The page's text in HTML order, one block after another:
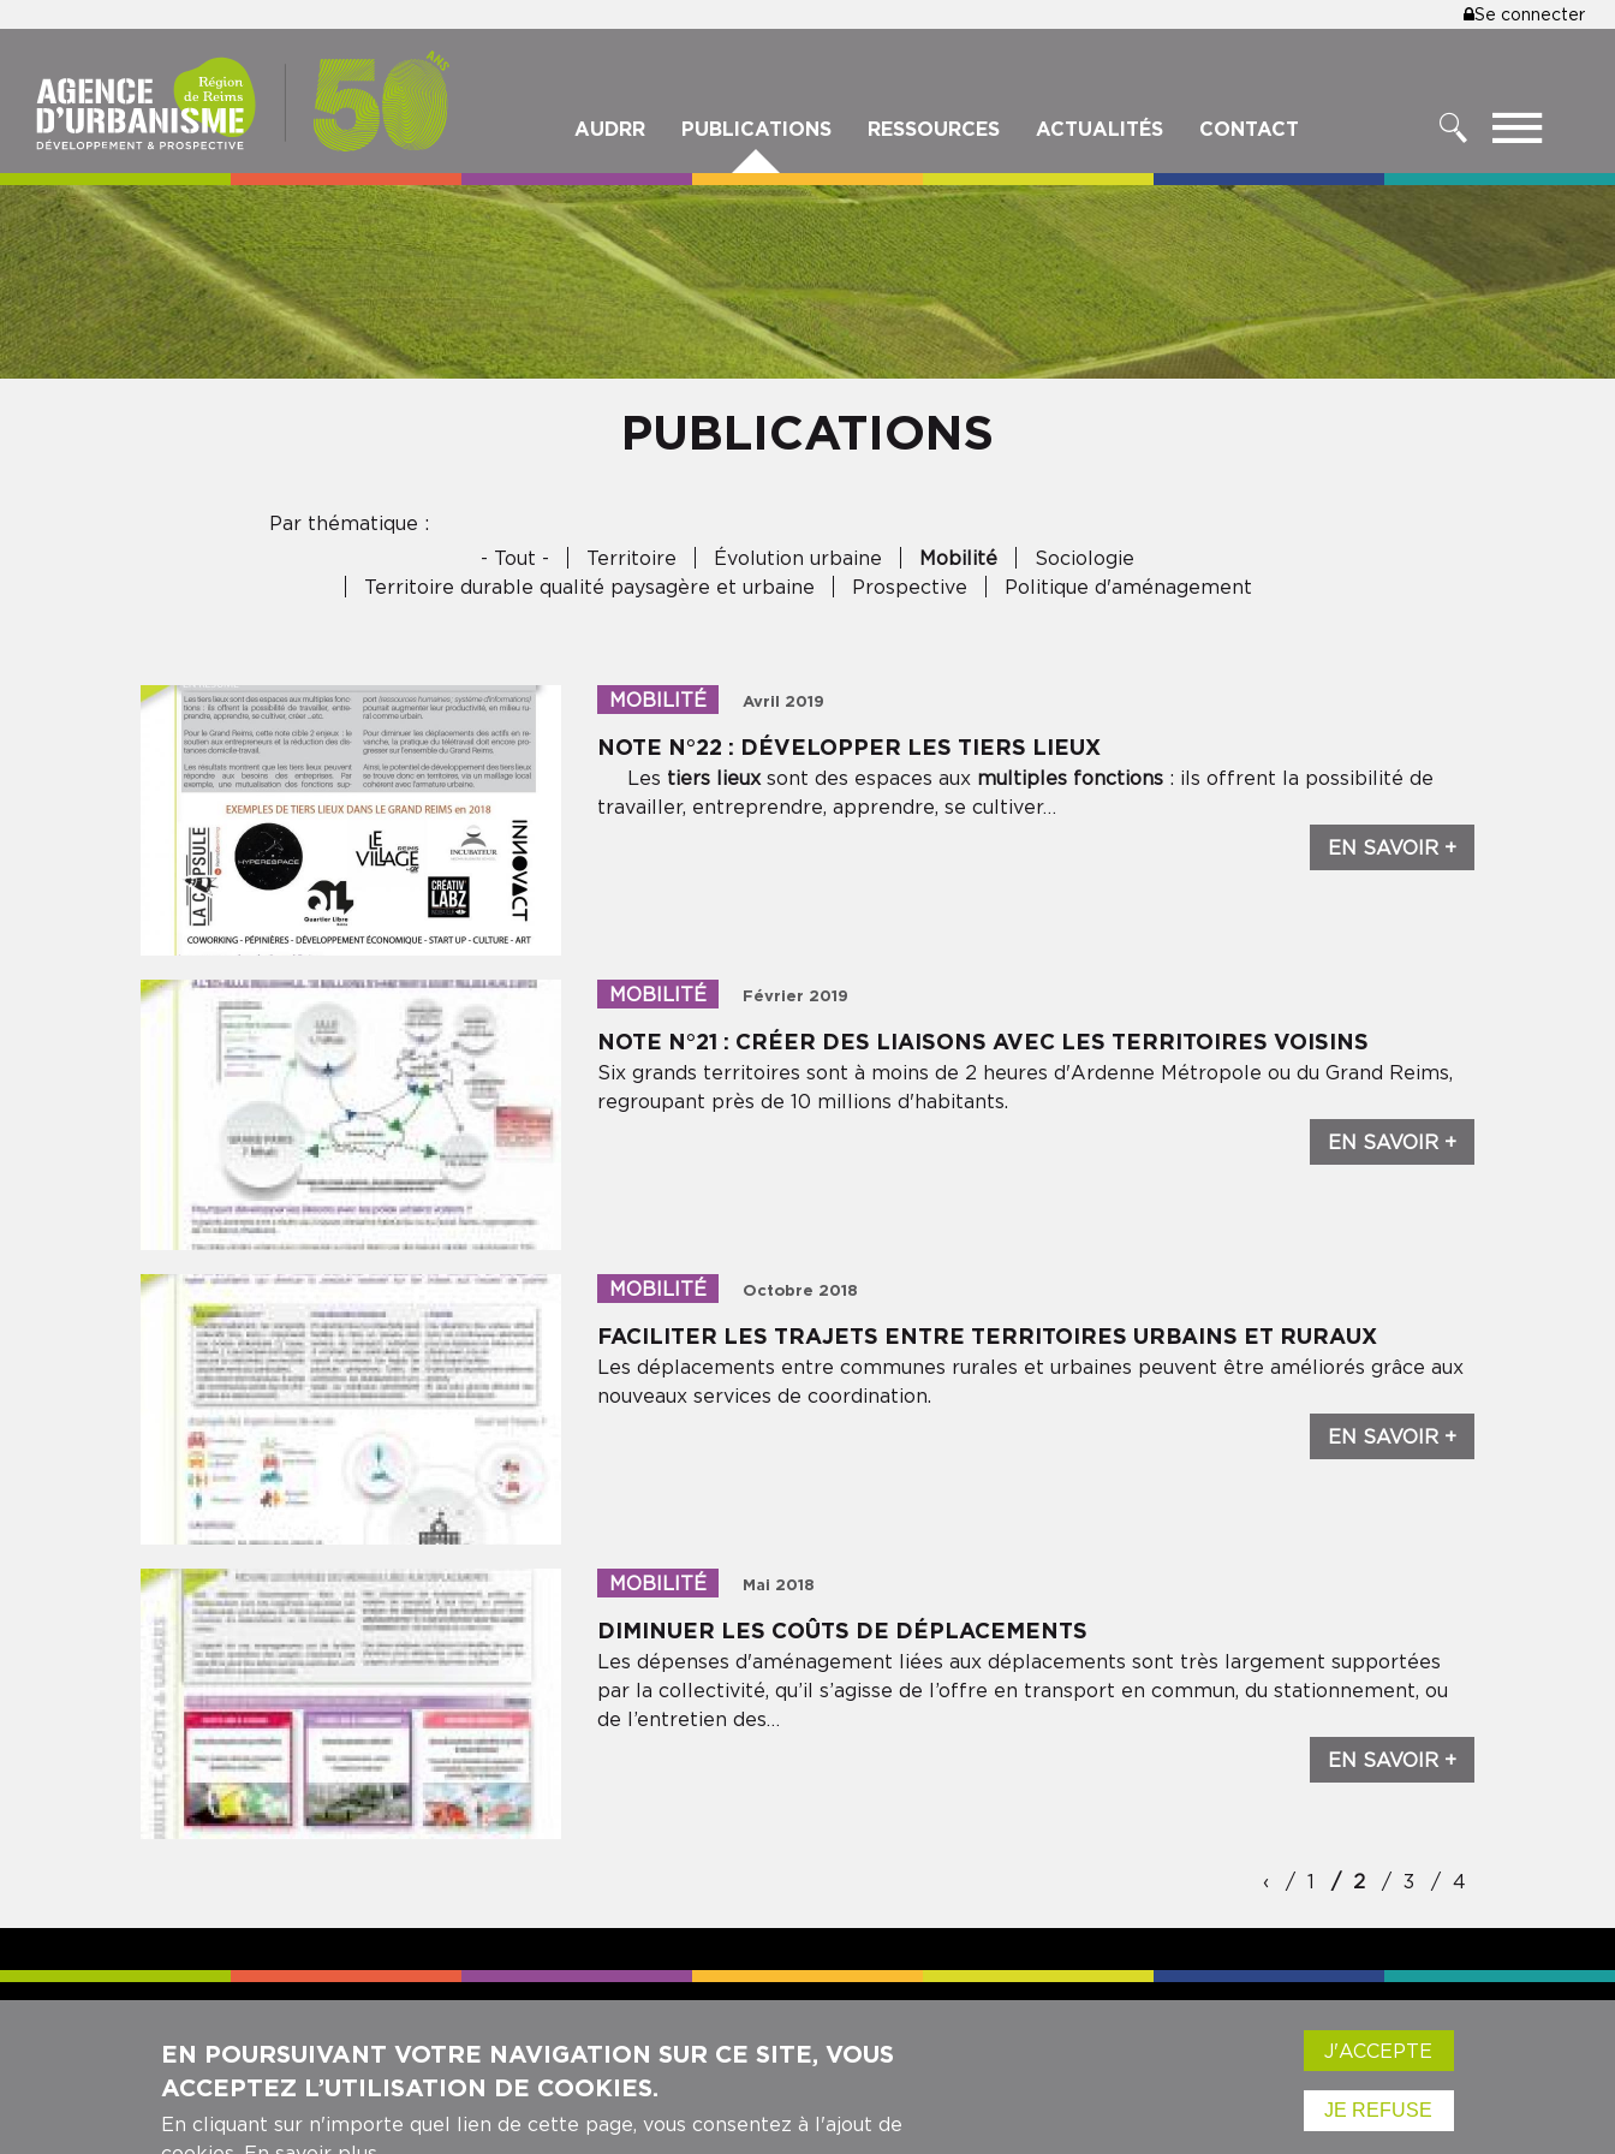
MENU
DE
Se connecter
NAVIGATION
AUDRR PUBLICATIONS RESSOURCES ACTUALITÉS CONTACT MENU
PUBLICATIONS
Par thématique :
- Tout -
Territoire Évolution urbaine Mobilité
Sociologie
Territoire durable qualité paysagère et urbaine
Prospective Politique d'aménagement
MOBILITÉ Avril 2019
NOTE N°22 : DÉVELOPPER LES TIERS LIEUX
Les tiers lieuxsont des espaces aux multiples fonctions: ils offrent la possibilité de
travailler, entreprendre, apprendre, se cultiver…
EN SAVOIR +
MOBILITÉ Février 2019
NOTE N°21 : CRÉER DES LIAISONS AVEC LES TERRITOIRES VOISINS
Six grands territoires sont à moins de 2 heures d'Ardenne Métropole ou du Grand Reims,
regroupant près de 10 millions d'habitants.
EN SAVOIR +
MOBILITÉ Octobre 2018
FACILITER LES TRAJETS ENTRE TERRITOIRES URBAINS ET RURAUX
Les déplacements entre communes rurales et urbaines peuvent être améliorés grâce aux
nouveaux services de coordination.
EN SAVOIR +
MOBILITÉ Mai 2018
DIMINUER LES COÛTS DE DÉPLACEMENTS
Les dépenses d'aménagement liées aux déplacements sont très largement supportées
par la collectivité, qu’il s’agisse de l’offre en transport en commun, du stationnement, ou
de l’entretien des…
EN SAVOIR +
‹ 1 2 3 4
REJOIGNEZ-NOUS SUR NOS RÉSEAUX SOCIAUX :
- ©audrr - 2024
EN POURSUIVANT VOTRE NAVIGATION SUR CE SITE, VOUS
ACCEPTEZ L’UTILISATION DE COOKIES.
En cliquant sur n'importe quel lien de cette page, vous consentez à l'ajout de
J'ACCEPTE
JE REFUSE
NEWSLETTER
Pour ne rien manquer des informations de l'Audrr
Votre adresse email